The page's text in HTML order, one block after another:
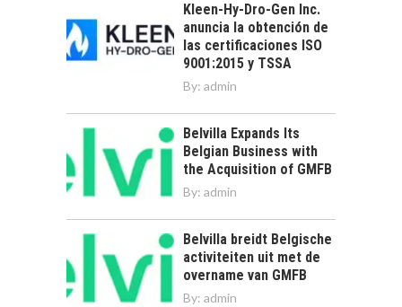
Kleen-Hy-Dro-Gen Inc.
anuncia la obtención de
las certificaciones ISO
9001:2015 y TSSA
By: admin
Belvilla Expands Its
Belgian Business with
the Acquisition of GMFB
By: admin
Belvilla breidt Belgische
activiteiten uit met de
overname van GMFB
By: admin